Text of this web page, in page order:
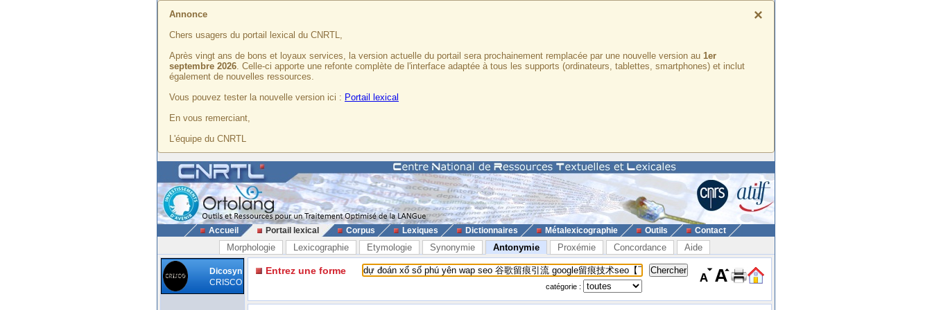
×
Annonce
Chers usagers du portail lexical du CNRTL,
Après vingt ans de bons et loyaux services, la version actuelle du portail sera prochainement remplacée par une nouvelle version au 1er
septembre 2026. Celle-ci apporte une refonte complète de l'interface adaptée à tous les supports (ordinateurs, tablettes, smartphones) et inclut
également de nouvelles ressources.
Vous pouvez tester la nouvelle version ici : Portail lexical
En vous remerciant,
L'équipe du CNRTL
Accueil Portail lexical Corpus Lexiques Dictionnaires Métalexicographie Outils Contact
Morphologie Lexicographie Etymologie Synonymie Antonymie Proxémie Concordance Aide
Dicosyn
CRISCO
Entrez une forme
catégorie :